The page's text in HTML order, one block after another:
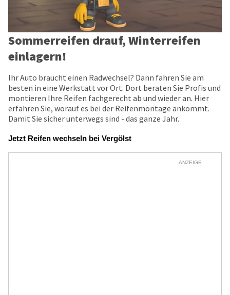
Sommerreifen drauf, Winterreifen
einlagern!
Ihr Auto braucht einen Radwechsel? Dann fahren Sie am
besten in eine Werkstatt vor Ort. Dort beraten Sie Profis und
montieren Ihre Reifen fachgerecht ab und wieder an. Hier
erfahren Sie, worauf es bei der Reifenmontage ankommt.
Damit Sie sicher unterwegs sind - das ganze Jahr.
Jetzt Reifen wechseln bei Vergölst
ANZEIGE